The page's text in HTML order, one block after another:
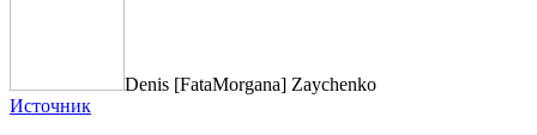
Denis [FataMorgana] Zaychenko
Источник